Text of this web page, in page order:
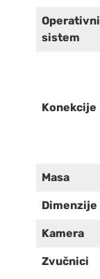
Operativni
sistem
Konekcije
Masa
Dimenzije
Kamera
Zvučnici